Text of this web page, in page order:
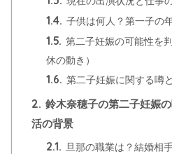
1.4. 子供は何人？第一子の
1.5. 第二子妊娠の可能性を
休の動き）
1.6. 第二子妊娠に関する噂
2. 鈴木奈穂子の第二子妊娠
活の背景
2.1. 旦那の職業は？結婚相